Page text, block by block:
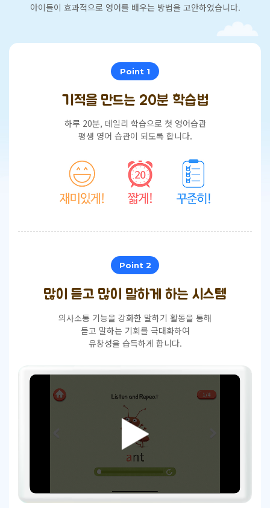
아이들이 효과적으로 영어를 배우는 방법을 고안하였습니다.
Point 1
기적을 만드는 20분 학습법
하루 20분, 데일리 학습으로 첫 영어습관
평생 영어 습관이 되도록 합니다.
Point 2
많이 듣고 많이 말하게 하는 시스템
의사소통 기능을 강화한 말하기 활동을 통해
듣고 말하는 기회를 극대화하여
유창성을 습득하게 합니다.